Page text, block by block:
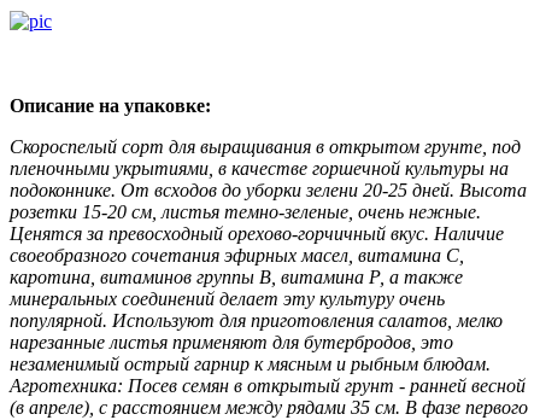
Описание на упаковке:
Скороспелый сорт для выращивания в открытом грунте, под
пленочными укрытиями, в качестве горшечной культуры на
подоконнике. От всходов до уборки зелени 20-25 дней. Высота
розетки 15-20 см, листья темно-зеленые, очень нежные.
Ценятся за превосходный орехово-горчичный вкус. Наличие
своеобразного сочетания эфирных масел, витамина С,
каротина, витаминов группы В, витамина Р, а также
минеральных соединений делает эту культуру очень
популярной. Используют для приготовления салатов, мелко
нарезанные листья применяют для бутербродов, это
незаменимый острый гарнир к мясным и рыбным блюдам.
Агротехника: Посев семян в открытый грунт - ранней весной
(в апреле), с расстоянием между рядами 35 см. В фазе первого